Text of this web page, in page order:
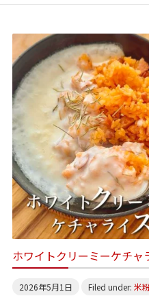
ホワイトクリーミーケチャ
2026年5月1日 Filed under: 米